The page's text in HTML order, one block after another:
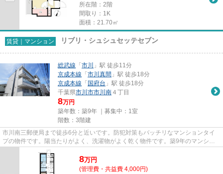
所在階：2階
間取り：1K
面積：21.70㎡
賃貸｜マンション リブリ・シュシュセッテセブン
総武線 「 市川
」駅 徒歩11分
京成本線 「 市川真間 」駅 徒歩18分
京成本線 「 国府台 」駅 徒歩18分
千葉県市川市市川南 ４丁目
8万円
築年数：築9年 ｜募集中： 1室
階数：3階建
市川南三郵便局まで徒歩6分と近いです。防犯対策もバッチリなマンションタイ
プの物件です。陽当たりがよく、洗濯物がよく乾く物件です。築9年のマンショ
ン。市川市エリアと総武線市川...
8万円
(管理費・共益費 4,000円)